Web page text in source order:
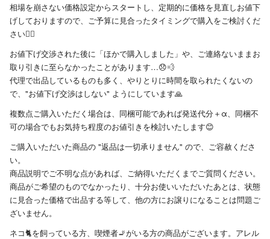
相場を崩さない価格設定からスタートし、定期的に価格を見直しお値下
げしておりますので、ご予算に見合ったタイミングで購入をご検討くだ
さい🙇‍♀️
お値下げ交渉された後に「ほかで購入しました」や、ご連絡ないままお
取り引きに至らなかったことがあります…😞💨
代理で出品しているものも多く、やりとりに時間を取られたくないの
で、"お値下げ交渉はしない" ようにしています🙏
複数点ご購入いただく場合は、同梱可能であれば発送代分＋α、同梱不
可の場合でもお気持ち程度のお値引きを検討いたします😊
ご購入いただいた商品の "返品は一切承りません" ので、ご容赦くださ
い。
商品説明でご不明な点があれば、ご納得いただくまでご質問ください。
商品がご希望のものでなかったり、十分お使いいただいたあとは、状態
に見合った価格で出品する等して、他の方にお譲りになることは問題ご
ざいません。
ネコ🐈を飼っている方、喫煙者🚬がいる方の商品がございます。アレル